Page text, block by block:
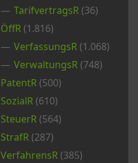
TarifvertragsR (36)
ÖffR (1.816)
VerfassungsR (1.068)
VerwaltungsR (748)
PatentR (500)
SozialR (610)
SteuerR (564)
StrafR (287)
VerfahrensR (385)